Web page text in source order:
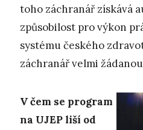
toho záchranář získává
způsobilost pro výkon
systému českého
záchranář velmi
V čem se program
na UJEP liší od